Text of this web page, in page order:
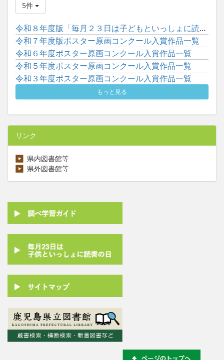
5件
令和８年度版「毎月２３日は子どもといっしょに読書の日」ポスタ...
令和７年度版ポスター原画コンクール入賞作品一覧
令和６年度ポスター原画コンクール入賞作品一覧
令和５年度ポスター原画コンクール入賞作品一覧
令和３年度ポスター原画コンクール入賞作品一覧
もっと見る
リンク
県内図書館等
県外図書館等